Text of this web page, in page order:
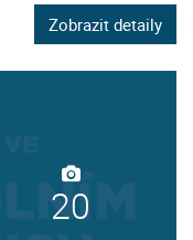
Zobrazit detaily
20